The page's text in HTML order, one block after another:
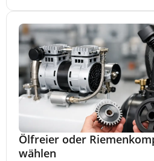
Ölfreier oder
wählen